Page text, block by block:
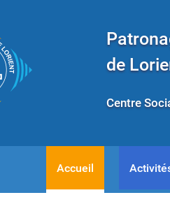
de
Centre
Accueil